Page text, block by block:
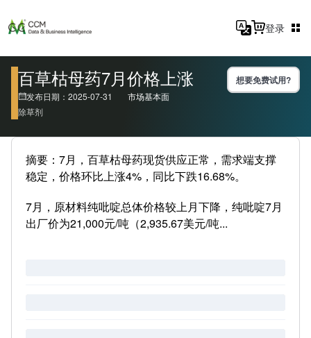
登录
百草枯母药7月价格上涨 想要免费试用?
发布日期：2025-07-31
市场基本面
除草剂
摘要：7月，百草枯母药现货供应正常，需求端支撑
稳定，价格环比上涨4%，同比下跌16.68%。
7月，原材料纯吡啶总体价格较上月下降，纯吡啶7月
出厂价为21,000元/吨（2,935.67美元/吨...